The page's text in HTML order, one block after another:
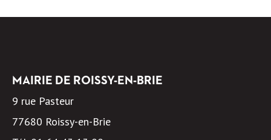
MAIRIE DE ROISSY-EN-BRIE
9 rue Pasteur
77680 Roissy-en-Brie